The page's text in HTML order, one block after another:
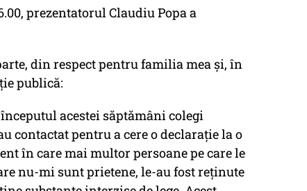
prezentatorul Claudiu Popa a
din respect pentru familia mea și, în
publică:
acestei săptămâni colegi
contactat pentru a cere o declarație la o
în care mai multor persoane pe care le
nu-mi sunt prietene, le-au fost reținute